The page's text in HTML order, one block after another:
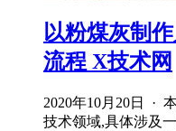
以粉煤灰制
流程 X技术网
2020年10月20日 ·
技术领域,具体涉及